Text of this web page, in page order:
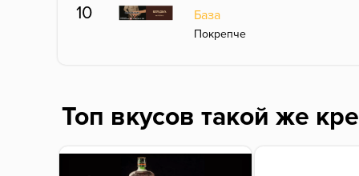
10 База
Покрепче
Топ вкусов такой же